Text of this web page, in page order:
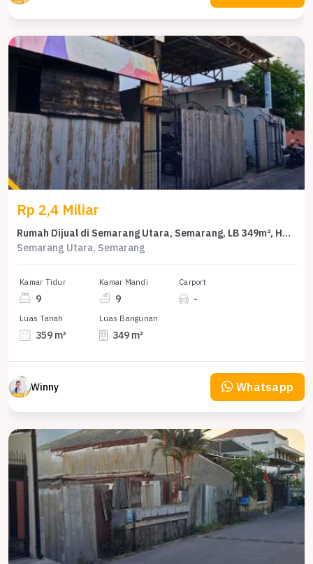
Rp 2,4 Miliar
Rumah Dijual di Semarang Utara, Semarang, LB 349m², Harga Terbaik!
Semarang Utara, Semarang
Kamar Tidur
9
Kamar Mandi
9
Carport
-
Luas Tanah
359 m²
Luas Bangunan
349 m²
Winny Whatsapp